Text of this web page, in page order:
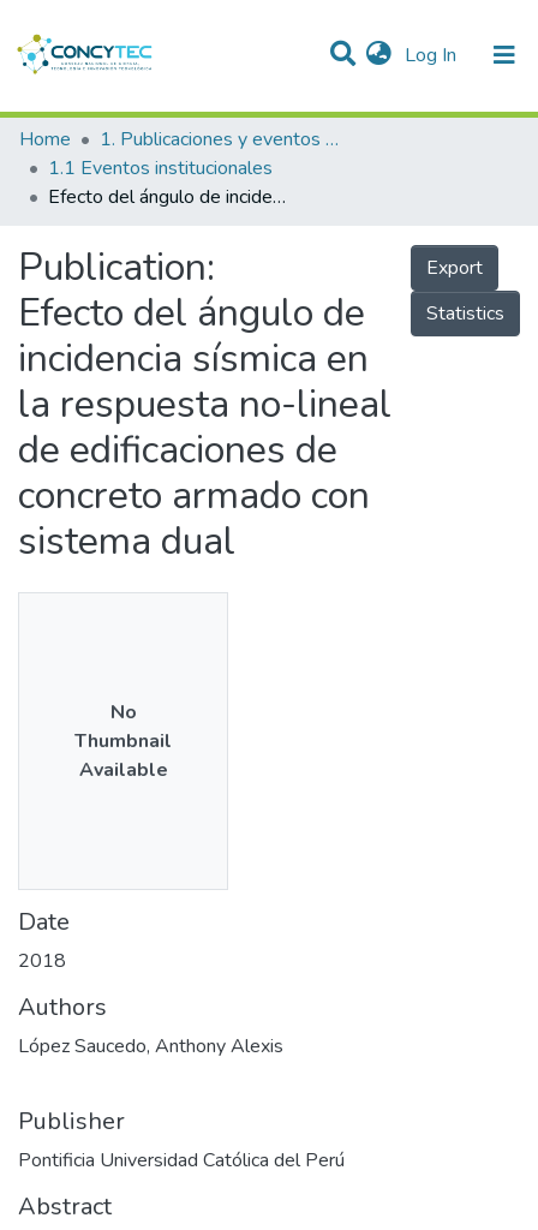
Log In (current)
Communities & Collections
Research Outputs
People
Statistics
Home
1. Publicaciones y eventos institucionales
1.1 Eventos institucionales
Efecto del ángulo de incidencia sísmica en la respuesta no-lineal de edificaciones de concreto armado con sistema dual
Publication:
Efecto del ángulo de
incidencia sísmica en
la respuesta no-lineal
de edificaciones de
concreto armado con
sistema dual
Export
Statistics
No
Thumbnail
Available
Date
2018
Authors
López Saucedo, Anthony Alexis
Publisher
Pontificia Universidad Católica del Perú
Abstract